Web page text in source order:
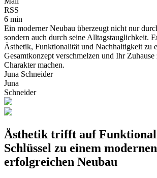
RSS
6 min
Ein moderner Neubau überzeugt nicht nur
sondern auch durch seine Alltagstauglichkeit.
Ästhetik, Funktionalität und Nachhaltigkeit zu
Gesamtkonzept verschmelzen und Ihr
Charakter machen.
Juna Schneider
Juna
Schneider
Ästhetik trifft auf
Schlüssel zu einem
erfolgreichen Neubau